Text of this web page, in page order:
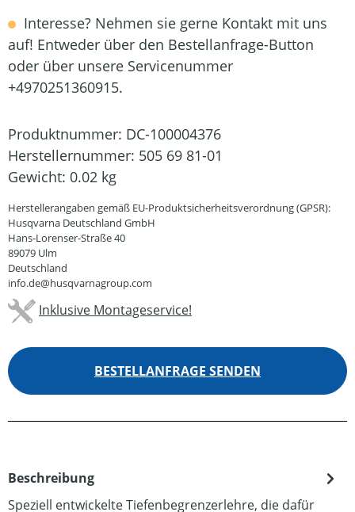
Interesse? Nehmen sie gerne Kontakt mit uns
auf! Entweder über den Bestellanfrage-Button
oder über unsere Servicenummer
+4970251360915.
Produktnummer: DC-100004376
Herstellernummer: 505 69 81-01
Gewicht: 0.02 kg
Herstellerangaben gemäß EU-Produktsicherheitsverordnung (GPSR):
Husqvarna Deutschland GmbH
Hans-Lorenser-Straße 40
89079 Ulm
Deutschland
info.de@husqvarnagroup.com
Inklusive Montageservice!
BESTELLANFRAGE SENDEN
Beschreibung
Speziell entwickelte Tiefenbegrenzerlehre, die dafür